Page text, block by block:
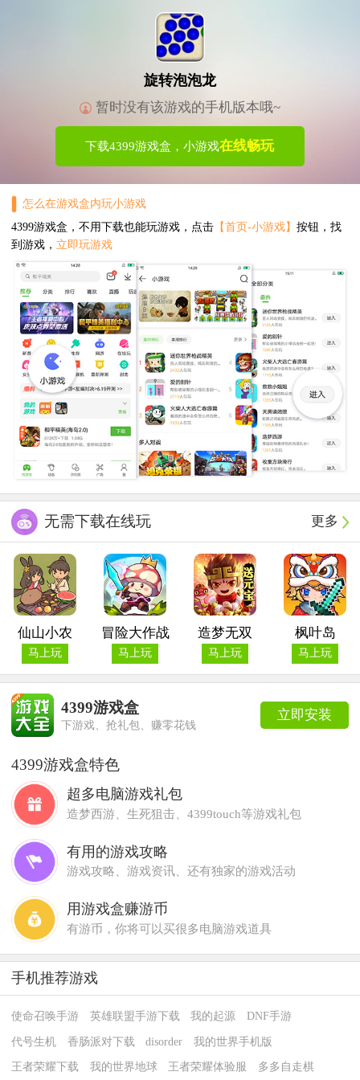
旋转泡泡龙
暂时没有该游戏的手机版本哦~
下载4399游戏盒，小游戏在线畅玩
怎么在游戏盒内玩小游戏
4399游戏盒，不用下载也能玩游戏，点击【首页-小游戏】 按钮，找
到游戏， 立即玩游戏
更多
无需下载在线玩
仙山小农
马上玩
冒险大作战
马上玩
造梦无双
马上玩
枫叶岛
马上玩
立即安装
4399游戏盒
下游戏、抢礼包、赚零花钱
4399游戏盒特色
超多电脑游戏礼包
造梦西游、生死狙击、4399touch等游戏礼包
有用的游戏攻略
游戏攻略、游戏资讯、还有独家的游戏活动
用游戏盒赚游币
有游币，你将可以买很多电脑游戏道具
手机推荐游戏
使命召唤手游 英雄联盟手游下载 我的起源 DNF手游
代号生机 香肠派对下载 disorder 我的世界手机版
王者荣耀下载 我的世界地球 王者荣耀体验服 多多自走棋